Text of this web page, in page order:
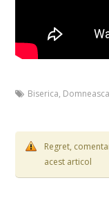
Biserica, Domneasca
Regret,
acest articol